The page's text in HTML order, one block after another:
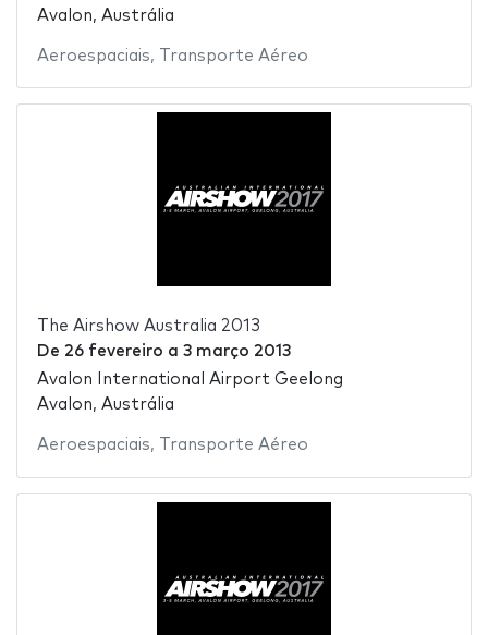
Avalon, Austrália
Aeroespaciais, Transporte Aéreo
The Airshow Australia 2013
De 26 fevereiro a 3 março 2013
Avalon International Airport Geelong
Avalon, Austrália
Aeroespaciais, Transporte Aéreo